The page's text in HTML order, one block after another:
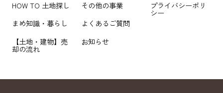
HOW TO 土地探し
まめ知識・暮らし
【土地・建物】売
却の流れ
その他の事業
よくあるご質問
お知らせ
プライバシーポリ
シー